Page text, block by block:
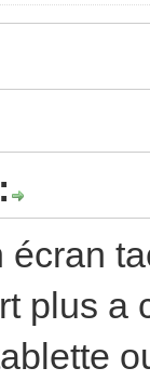
écran
plus a